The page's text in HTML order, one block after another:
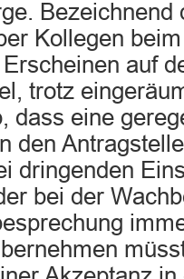
Bezeichnend
Kollegen
auf
trotz
dass eine
den
dringenden
bei der